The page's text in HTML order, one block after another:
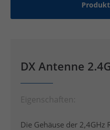
DX Antenne
Eigenschaften:
Die Gehäuse der 2,4GHz